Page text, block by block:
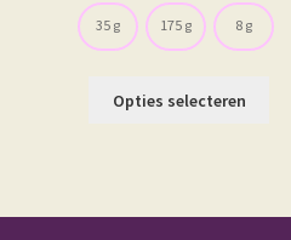
35 g 175 g 8 g
Opties selecteren